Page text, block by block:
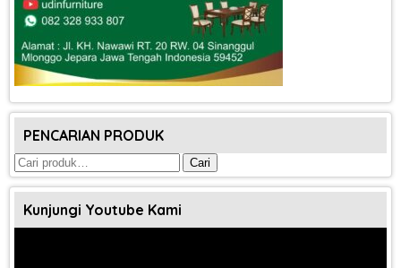
PENCARIAN PRODUK
Pencarian
untuk:
Cari
Kunjungi Youtube Kami